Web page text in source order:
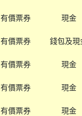
有價票券 現金
有價票券 錢包及現
有價票券 現金
有價票券 現金
有價票券 現金